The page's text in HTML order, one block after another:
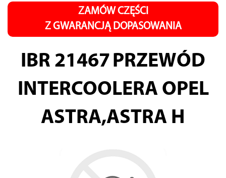
ZAMÓW CZĘŚCI
Z GWARANCJĄ DOPASOWANIA
IBR 21467 PRZEWÓD
INTERCOOLERA OPEL
ASTRA,ASTRA H